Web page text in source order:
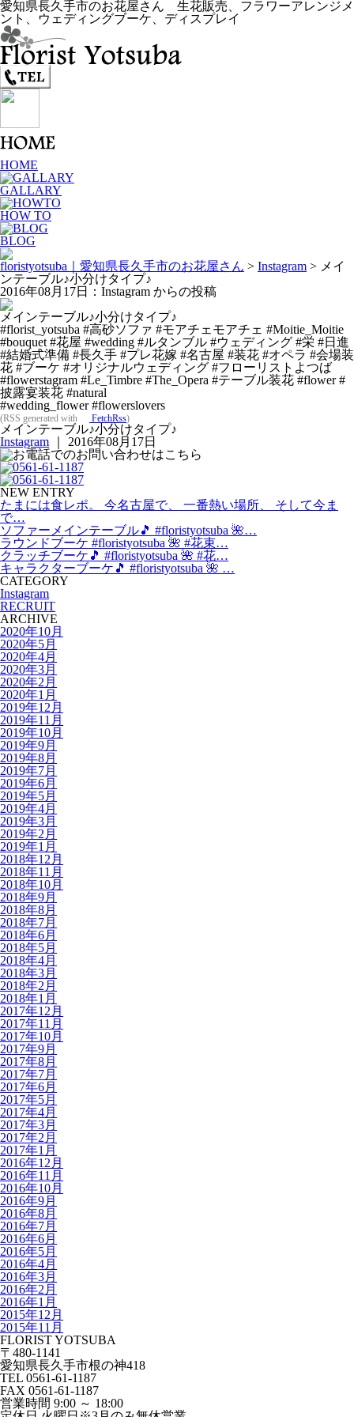
愛知県長久手市のお花屋さん 生花販売、フラワーアレンジメ
ント、ウェディングブーケ、ディスプレイ
HOME
GALLARY
HOW TO
BLOG
floristyotsuba｜愛知県長久手市のお花屋さん > Instagram > メイ
ンテーブル♪小分けタイプ♪
2016年08月17日：Instagram からの投稿
メインテーブル♪小分けタイプ♪
#florist_yotsuba #高砂ソファ #モアチェモアチェ #Moitie_Moitie
#bouquet #花屋 #wedding #ルタンブル #ウェディング #栄 #日進
#結婚式準備 #長久手 #プレ花嫁 #名古屋 #装花 #オペラ #会場装
花 #ブーケ #オリジナルウェディング #フローリストよつば
#flowerstagram #Le_Timbre #The_Opera #テーブル装花 #flower #
披露宴装花 #natural
#wedding_flower #flowerslovers
(RSS generated with FetchRss)
メインテーブル♪小分けタイプ♪
Instagram ｜ 2016年08月17日
NEW ENTRY
たまには食レポ。 今名古屋で、 一番熱い場所、 そして今ま
で…
ソファーメインテーブル🎵 #floristyotsuba 🌺…
ラウンドブーケ #floristyotsuba 🌺 #花束…
クラッチブーケ🎵 #floristyotsuba 🌺 #花…
キャラクターブーケ🎵 #floristyotsuba 🌺 …
CATEGORY
Instagram
RECRUIT
ARCHIVE
2020年10月
2020年5月
2020年4月
2020年3月
2020年2月
2020年1月
2019年12月
2019年11月
2019年10月
2019年9月
2019年8月
2019年7月
2019年6月
2019年5月
2019年4月
2019年3月
2019年2月
2019年1月
2018年12月
2018年11月
2018年10月
2018年9月
2018年8月
2018年7月
2018年6月
2018年5月
2018年4月
2018年3月
2018年2月
2018年1月
2017年12月
2017年11月
2017年10月
2017年9月
2017年8月
2017年7月
2017年6月
2017年5月
2017年4月
2017年3月
2017年2月
2017年1月
2016年12月
2016年11月
2016年10月
2016年9月
2016年8月
2016年7月
2016年6月
2016年5月
2016年4月
2016年3月
2016年2月
2016年1月
2015年12月
2015年11月
FLORIST YOTSUBA
〒480-1141
愛知県長久手市根の神418
TEL 0561-61-1187
FAX 0561-61-1187
営業時間 9:00 ～ 18:00